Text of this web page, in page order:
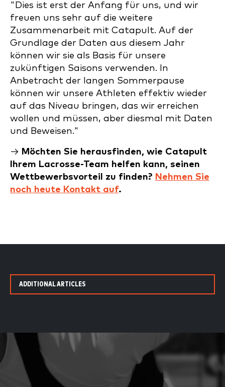
"Dies ist erst der Anfang für uns, und wir
freuen uns sehr auf die weitere
Zusammenarbeit mit Catapult. Auf der
Grundlage der Daten aus diesem Jahr
können wir sie als Basis für unsere
zukünftigen Saisons verwenden. In
Anbetracht der langen Sommerpause
können wir unsere Athleten effektiv wieder
auf das Niveau bringen, das wir erreichen
wollen und müssen, aber diesmal mit Daten
und Beweisen."
→ Möchten Sie herausfinden, wie Catapult
Ihrem Lacrosse-Team helfen kann, seinen
Wettbewerbsvorteil zu finden? Nehmen Sie
noch heute Kontakt auf.
ADDITIONAL ARTICLES